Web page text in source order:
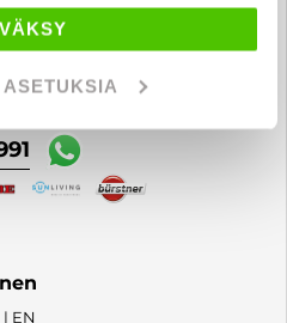
EN
@rintajouppi.fi
EN